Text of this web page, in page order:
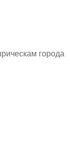
города